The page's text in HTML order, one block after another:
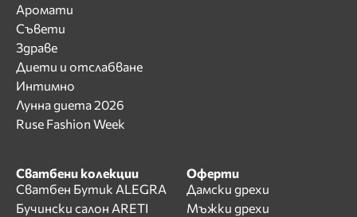
Аромати
Съвети
Здраве
Диети и отслабване
Интимно
Лунна диета 2026
Ruse Fashion Week
Сватбени колекции
Сватбен Бутик ALEGRA
Бучински салон ARETI
Оферти
Дамски дрехи
Мъжки дрехи